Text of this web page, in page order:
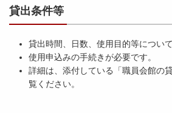
貸出条件等
貸出時間、日数、使用目的等につい
使用申込みの手続きが必要です。
詳細は、添付している「職員会館の
覧ください。